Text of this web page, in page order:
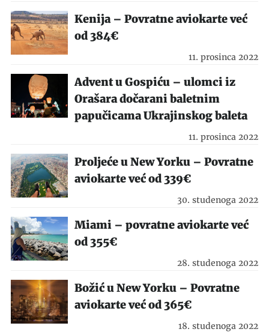
Kenija – Povratne aviokarte već
od 384€
11. prosinca 2022
Advent u Gospiću – ulomci iz
Orašara dočarani baletnim
papučicama Ukrajinskog baleta
11. prosinca 2022
Proljeće u New Yorku – Povratne
aviokarte već od 339€
30. studenoga 2022
Miami – povratne aviokarte već
od 355€
28. studenoga 2022
Božić u New Yorku – Povratne
aviokarte već od 365€
18. studenoga 2022